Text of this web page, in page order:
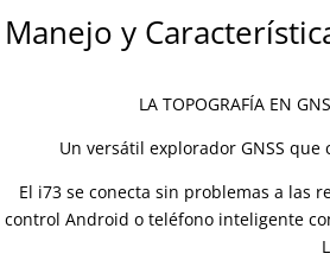
Manejo y
LA TOPOGRAFÍA EN
Un versátil explorador GNSS
El i73 se conecta sin problemas a las
control Android o teléfono inteligente